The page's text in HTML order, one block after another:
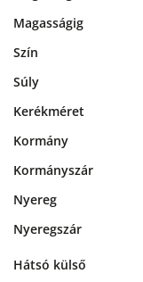
Magasságig
Szín
Súly
Kerékméret
Kormány
Kormányszár
Nyereg
Nyeregszár
Hátsó külső